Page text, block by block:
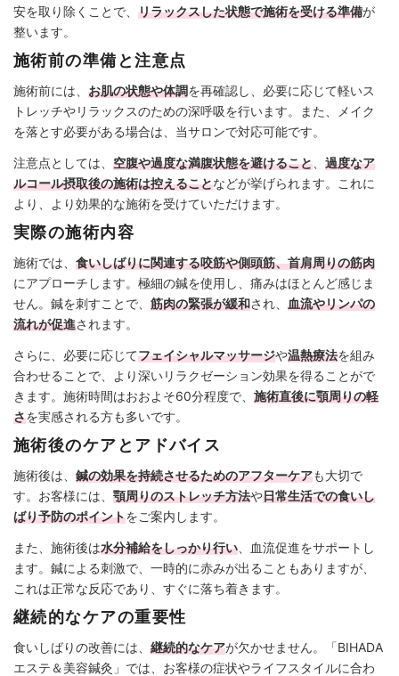
安を取り除くことで、 リラックスした状態で施術を受ける準備が
整います。
施術前の準備と注意点
施術前には、 お肌の状態や体調を再確認し、必要に応じて軽いス
トレッチやリラックスのための深呼吸を行います。また、メイク
を落とす必要がある場合は、当サロンで対応可能です。
注意点としては、 空腹や過度な満腹状態を避けること
過度なア
ルコール摂取後の施術は控えることなどが挙げられます。これに
より、より効果的な施術を受けていただけます。
実際の施術内容
施術では、 食いしばりに関連する咬筋や側頭筋、首肩周りの筋肉
にアプローチします。極細の鍼を使用し、痛みはほとんど感じま
せん。鍼を刺すことで、 筋肉の緊張が緩和され、 血流やリンパの
流れが促進されます。
さらに、必要に応じてフェイシャルマッサージや温熱療法を組み
合わせることで、より深いリラクゼーション効果を得ることがで
きます。施術時間はおおよそ60分程度で、 施術直後に顎周りの軽
さを実感される方も多いです。
施術後のケアとアドバイス
施術後は、 鍼の効果を持続させるためのアフターケアも大切で
す。お客様には、 顎周りのストレッチ方法や日常生活での食いし
ばり予防のポイントをご案内します。
また、施術後は水分補給をしっかり行い 、血流促進をサポートし
ます。鍼による刺激で、一時的に赤みが出ることもありますが、
これは正常な反応であり、すぐに落ち着きます。
継続的なケアの重要性
食いしばりの改善には、 継続的なケアが欠かせません。「BIHADA
エステ＆美容鍼灸」では、お客様の症状やライフスタイルに合わ